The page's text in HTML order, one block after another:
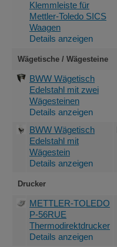
Klemmleiste für
Mettler-Toledo SICS
Waagen
Details anzeigen
Wägetische / Wägesteine
BWW Wägetisch
Edelstahl mit zwei
Wägesteinen
Details anzeigen
BWW Wägetisch
Edelstahl mit
Wägestein
Details anzeigen
Drucker
METTLER-TOLEDO
P-56RUE
Thermodirektdrucker
Details anzeigen